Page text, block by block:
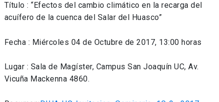
Título : “Efectos del cambio climático en la recarga del
acuífero de la cuenca del Salar del Huasco”
Fecha : Miércoles 04 de Octubre de 2017, 13:00 horas
Lugar : Sala de Magíster, Campus San Joaquín UC, Av.
Vicuña Mackenna 4860.